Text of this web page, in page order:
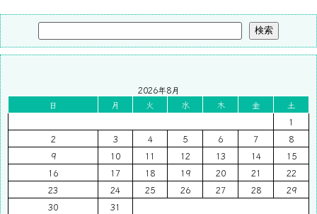
検索
2026年8月
日
月 火 水 木 金
土
1
2
3 4 5 6 7
8
9
10 11 12 13 14
15
16
17 18 19 20 21
22
23
24 25 26 27 28
29
30
31